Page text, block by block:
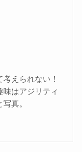
えられない！
はアジリティ
真。